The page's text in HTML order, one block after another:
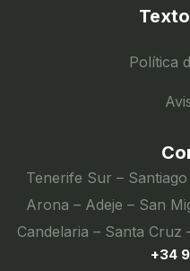
Política
Tenerife Sur –
Arona – Adeje – San
Candelaria – Santa Cruz
+34